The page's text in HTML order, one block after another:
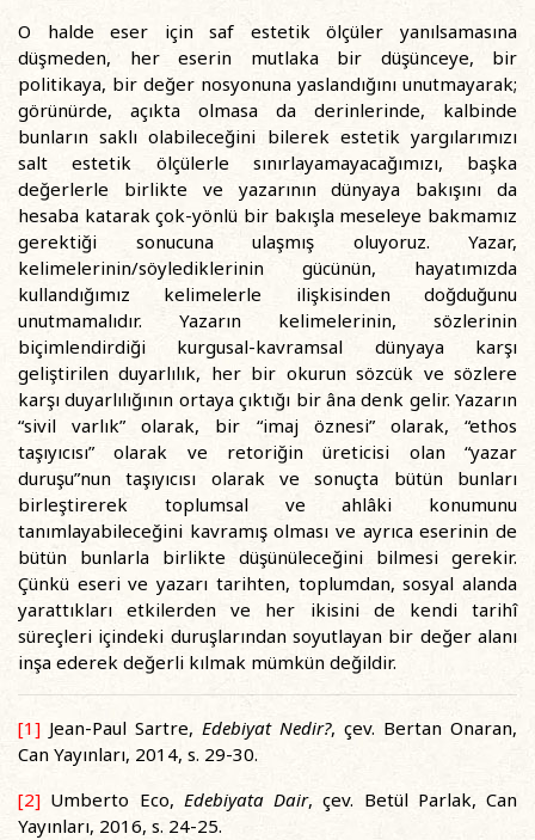
O halde eser için saf estetik ölçüler yanılsamasına
düşmeden, her eserin mutlaka bir düşünceye, bir
politikaya, bir değer nosyonuna yaslandığını unutmayarak;
görünürde, açıkta olmasa da derinlerinde, kalbinde
bunların saklı olabileceğini bilerek estetik yargılarımızı
salt estetik ölçülerle sınırlayamayacağımızı, başka
değerlerle birlikte ve yazarının dünyaya bakışını da
hesaba katarak çok-yönlü bir bakışla meseleye bakmamız
gerektiği sonucuna ulaşmış oluyoruz. Yazar,
kelimelerinin/söylediklerinin gücünün, hayatımızda
kullandığımız kelimelerle ilişkisinden doğduğunu
unutmamalıdır. Yazarın kelimelerinin, sözlerinin
biçimlendirdiği kurgusal-kavramsal dünyaya karşı
geliştirilen duyarlılık, her bir okurun sözcük ve sözlere
karşı duyarlılığının ortaya çıktığı bir âna denk gelir. Yazarın
“sivil varlık” olarak, bir “imaj öznesi” olarak, “ethos
taşıyıcısı” olarak ve retoriğin üreticisi olan “yazar
duruşu”nun taşıyıcısı olarak ve sonuçta bütün bunları
birleştirerek toplumsal ve ahlâki konumunu
tanımlayabileceğini kavramış olması ve ayrıca eserinin de
bütün bunlarla birlikte düşünüleceğini bilmesi gerekir.
Çünkü eseri ve yazarı tarihten, toplumdan, sosyal alanda
yarattıkları etkilerden ve her ikisini de kendi tarihî
süreçleri içindeki duruşlarından soyutlayan bir değer alanı
inşa ederek değerli kılmak mümkün değildir.
[1] Jean-Paul Sartre, Edebiyat Nedir?, çev. Bertan Onaran,
Can Yayınları, 2014, s. 29-30.
[2] Umberto Eco, Edebiyata Dair, çev. Betül Parlak, Can
Yayınları, 2016, s. 24-25.